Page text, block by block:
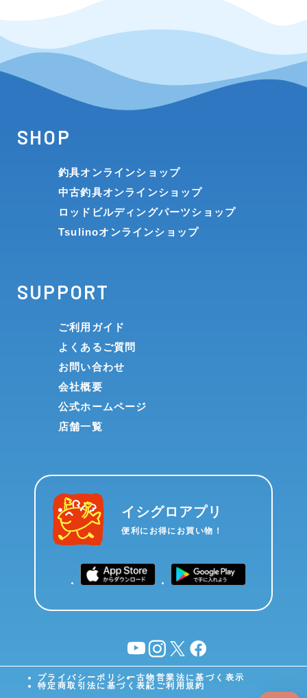
SHOP
釣具オンラインショップ
中古釣具オンラインショップ
ロッドビルディングパーツショップ
Tsulinoオンラインショップ
SUPPORT
ご利用ガイド
よくあるご質問
お問い合わせ
会社概要
公式ホームページ
店舗一覧
イシグロアプリ
便利にお得にお買い物！
YouTubeinstagram
X facebook
プライバシーポリシー古物営業法に基づく表示
特定商取引法に基づく表記 ご利用規約